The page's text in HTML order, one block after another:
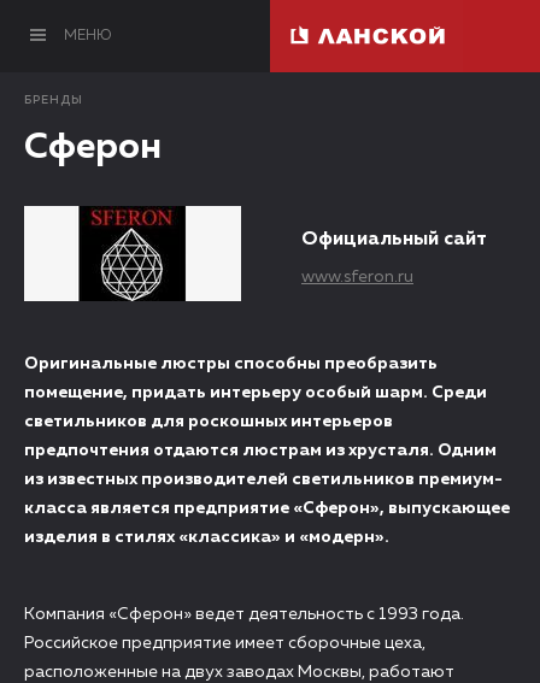
МЕНЮ
БРЕНДЫ
Сферон
Официальный сайт
www.sferon.ru
Оригинальные люстры способны преобразить
помещение, придать интерьеру особый шарм. Среди
светильников для роскошных интерьеров
предпочтения отдаются люстрам из хрусталя. Одним
из известных производителей светильников премиум-
класса является предприятие «Сферон», выпускающее
изделия в стилях «классика» и «модерн».
Компания «Сферон» ведет деятельность с 1993 года.
Российское предприятие имеет сборочные цеха,
расположенные на двух заводах Москвы, работают